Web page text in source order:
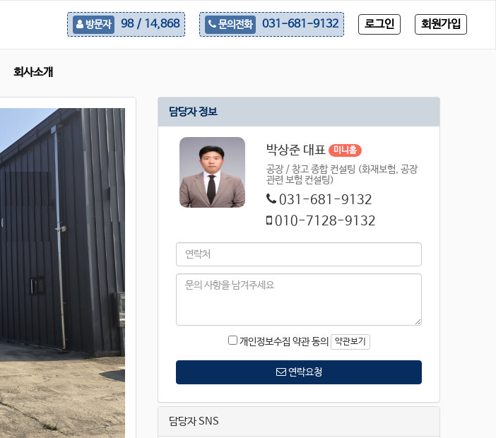
로그인 회원가입
문의전화 031-681-9132
방문자 98 / 14,868
회사소개
담당자 정보
박상준 대표 미니홈
공장 / 창고 종합 컨설팅 (화재보험, 공장
관련 보험 컨설팅)
031-681-9132
010-7128-9132
개인정보수집 약관 동의 약관보기
연락요청
담당자 SNS